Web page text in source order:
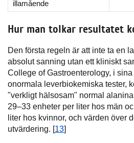
illamående
Hur man tolkar resultatet
Den första regeln är att inte ta en
absolut sanning utan ett kliniskt
College of Gastroenterology, i
onormala leverbiokemiska tester,
"verkligt hälsosam" normal
29–33 enheter per liter hos män
liter hos kvinnor, och värden över
utvärdering. [13]